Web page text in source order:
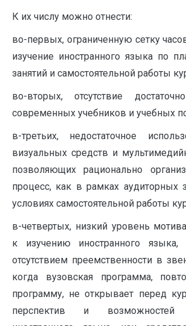
К их числу можно отнести:
во-первых, ограниченную сетку
изучение иностранного языка по
занятий и самостоятельной работы
во-вторых, отсутствие
современных учебников и учебных
в-третьих, недостаточное
визуальных средств и
позволяющих рационально
процесс, как в рамках аудиторных
условиях самостоятельной работы
в-четвертых, низкий уровень
к изучению иностранного языка,
отсутствием преемственности в
когда вузовская программа,
программу, не открывает перед
перспектив и